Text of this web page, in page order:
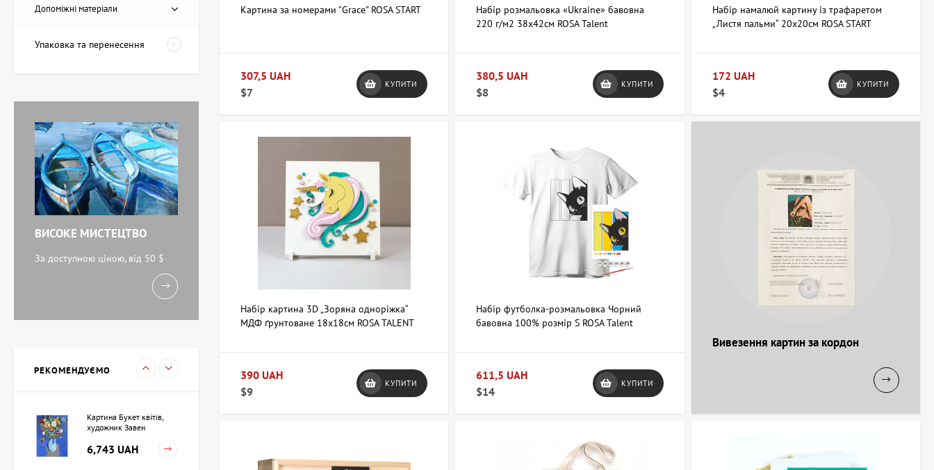
Картина за номерами "Grace" ROSA START
307,5 UAH
$7
КУПИТИ
Набір розмальовка «Ukraine» бавовна
220 г/м2 38х42см ROSA Talent
380,5 UAH
$8
КУПИТИ
Набір намалюй картину із трафаретом
„Листя пальми“ 20х20см ROSA START
172 UAH
$4
КУПИТИ
Набір картина 3D „Зоряна одноріжка“
МДФ ґрунтоване 18х18см ROSA TALENT
390 UAH
$9
КУПИТИ
Набір футболка-розмальовка Чорний
бавовна 100% розмір S ROSA Talent
611,5 UAH
$14
КУПИТИ
Вивезення картин за кордон
Допоміжні матеріали
Упаковка та перенесення
ВИСОКЕ МИСТЕЦТВО
За доступною ціною, від 50 $
РЕКОМЕНДУЄМО
11,238 UAH
Картина Абстракція
триптих, художник Бурда
Ярослав
71,920 UAH
художник Кокін Михайло
Картина Букет квітів,
художник Завен
6,743 UAH